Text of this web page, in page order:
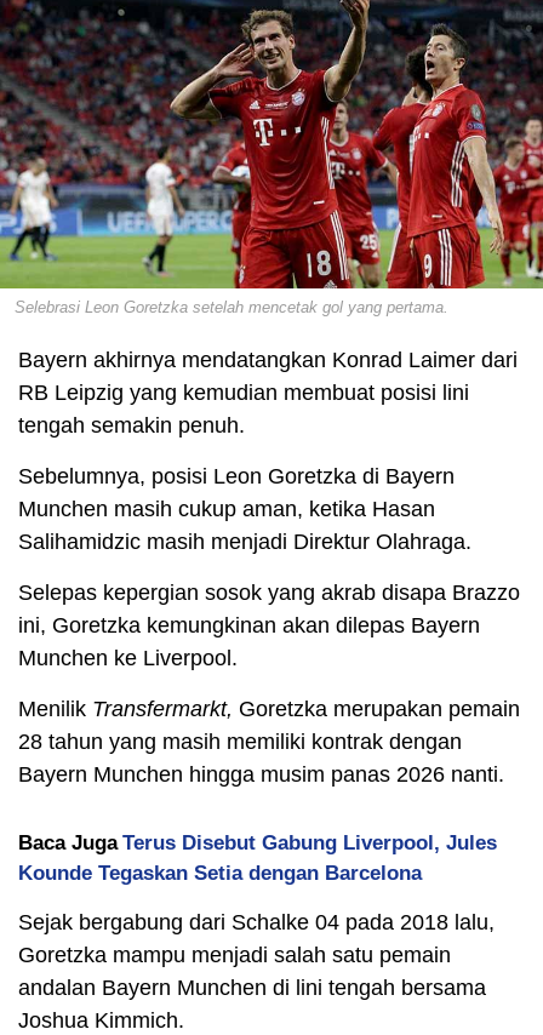
Selebrasi Leon Goretzka setelah mencetak gol yang pertama.
Bayern akhirnya mendatangkan Konrad Laimer dari
RB Leipzig yang kemudian membuat posisi lini
tengah semakin penuh.
Sebelumnya, posisi Leon Goretzka di Bayern
Munchen masih cukup aman, ketika Hasan
Salihamidzic masih menjadi Direktur Olahraga.
Selepas kepergian sosok yang akrab disapa Brazzo
ini, Goretzka kemungkinan akan dilepas Bayern
Munchen ke Liverpool.
Menilik Transfermarkt, Goretzka merupakan pemain
28 tahun yang masih memiliki kontrak dengan
Bayern Munchen hingga musim panas 2026 nanti.
Baca Juga Terus Disebut Gabung Liverpool, Jules
Kounde Tegaskan Setia dengan Barcelona
Sejak bergabung dari Schalke 04 pada 2018 lalu,
Goretzka mampu menjadi salah satu pemain
andalan Bayern Munchen di lini tengah bersama
Joshua Kimmich.